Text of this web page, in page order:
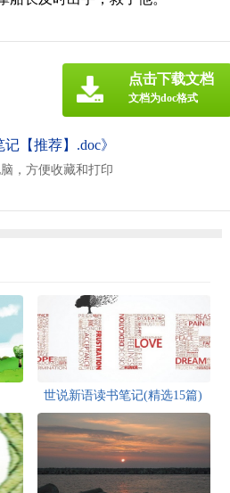
【推荐】.doc》
，方便收藏和打印
点击下载文档
文档为doc格式
世说新语读书笔记(精选15篇)